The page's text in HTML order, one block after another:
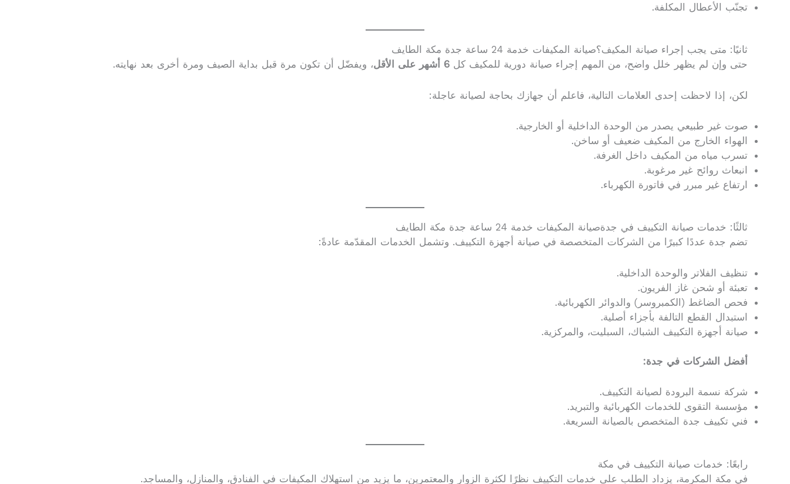
تجنّب الأعطال المكلفة.
ثانيًا: متى يجب إجراء صيانة المكيف؟صيانة المكيفات خدمة 24 ساعة جدة مكة الطايف
حتى وإن لم يظهر خلل واضح، من المهم إجراء صيانة دورية للمكيف كل 6 أشهر على الأقل ، ويفضّل أن تكون مرة قبل بداية الصيف ومرة أخرى بعد نهايته.
لكن، إذا لاحظت إحدى العلامات التالية، فاعلم أن جهازك بحاجة لصيانة عاجلة:
صوت غير طبيعي يصدر من الوحدة الداخلية أو الخارجية.
الهواء الخارج من المكيف ضعيف أو ساخن.
تسرب مياه من المكيف داخل الغرفة.
انبعاث روائح غير مرغوبة.
ارتفاع غير مبرر في فاتورة الكهرباء.
ثالثًا: خدمات صيانة التكييف في جدةصيانة المكيفات خدمة 24 ساعة جدة مكة الطايف
تضم جدة عددًا كبيرًا من الشركات المتخصصة في صيانة أجهزة التكييف. وتشمل الخدمات المقدّمة عادةً:
تنظيف الفلاتر والوحدة الداخلية.
تعبئة أو شحن غاز الفريون.
فحص الضاغط (الكمبروسر) والدوائر الكهربائية.
استبدال القطع التالفة بأجزاء أصلية.
صيانة أجهزة التكييف الشباك، السبليت، والمركزية.
أفضل الشركات في جدة:
شركة نسمة البرودة لصيانة التكييف.
مؤسسة التقوى للخدمات الكهربائية والتبريد.
فني تكييف جدة المتخصص بالصيانة السريعة.
رابعًا: خدمات صيانة التكييف في مكة
في مكة المكرمة، يزداد الطلب على خدمات التكييف نظرًا لكثرة الزوار والمعتمرين، ما يزيد من استهلاك المكيفات في الفنادق، والمنازل، والمساجد.